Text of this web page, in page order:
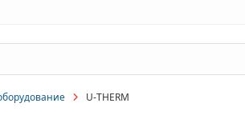
U-THERM